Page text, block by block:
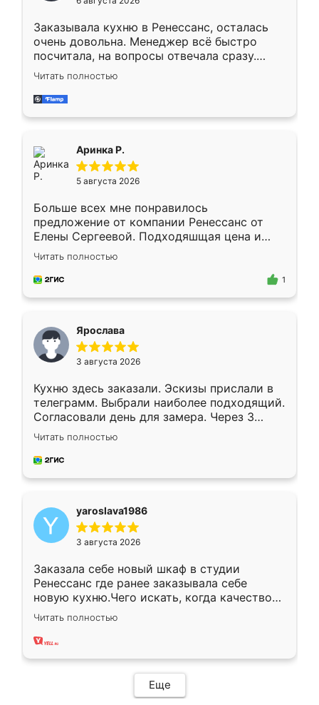
мебели буду заказывать только здесь.
Заказывала кухню в Ренессанс, осталась
очень довольна. Менеджер всё быстро
посчитала, на вопросы отвечала сразу.
Замерщик приехал в субботу, подошёл к
делу со всей ответственностью. Собрали
за день, ребята работали аккуратно, даже
Читать полностью
Аринка Р.
5 августа 2026
Больше всех мне понравилось
предложение от компании Ренессанс от
Елены Сергеевой. Подходяшщая цена и
короткие сроки изготовления. Приехавший
для замера сотрудник Владислав
предложил по моему эскизу самый
Читать полностью
1
Ярослава
3 августа 2026
Кухню здесь заказали. Эскизы прислали в
телеграмм. Выбрали наиболее подходящий.
Согласовали день для замера. Через 3
недели кухня была уже готова. Остались
довольны работой. Спасибо Ренессанс
мебель за качественную работу!
Читать полностью
yaroslava1986
3 августа 2026
Заказала себе новый шкаф в студии
Ренессанс где ранее заказывала себе
новую кухню.Чего искать, когда качеством
вполне довольна. Служит кухня уже почти
два года, нареканий нет.
Читать полностью
Еще